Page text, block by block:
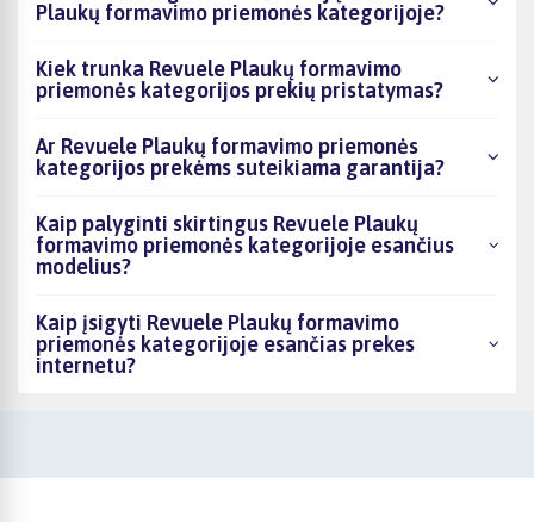
Plaukų formavimo priemonės kategorijoje?
Kiek trunka Revuele Plaukų formavimo
priemonės kategorijos prekių pristatymas?
Ar Revuele Plaukų formavimo priemonės
kategorijos prekėms suteikiama garantija?
Kaip palyginti skirtingus Revuele Plaukų
formavimo priemonės kategorijoje esančius
modelius?
Kaip įsigyti Revuele Plaukų formavimo
priemonės kategorijoje esančias prekes
internetu?